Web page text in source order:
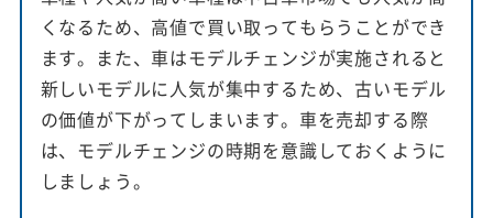
くなるため、高値で買い取ってもらうことができ
ます。また、車はモデルチェンジが実施されると
新しいモデルに人気が集中するため、古いモデル
の価値が下がってしまいます。車を売却する際
は、モデルチェンジの時期を意識しておくように
しましょう。